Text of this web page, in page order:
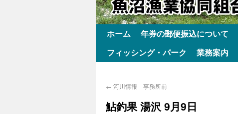
ホーム 年券の郵便振込について
フィッシング・パーク
業務案内
← 河川情報 事務所前
鮎釣果 湯沢 9月9日